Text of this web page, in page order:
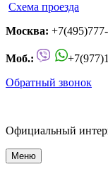
Схема проезда
Москва:
Моб.:
Обратный звонок
Официальный
Меню